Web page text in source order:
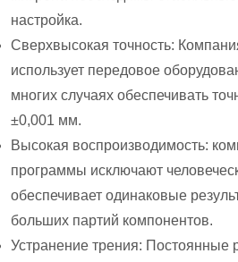
настройка.
Сверхвысокая точность:
использует передовое
многих случаях обеспечивать
±0,001 мм.
Высокая воспроизводимость:
программы исключают
обеспечивает одинаковые
больших партий компонентов.
Устранение трения: Постоянные